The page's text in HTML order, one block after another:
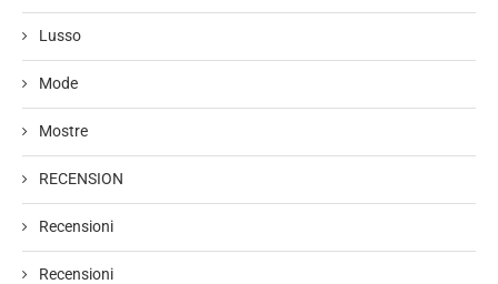
Lusso
Mode
Mostre
RECENSION
Recensioni
Recensioni